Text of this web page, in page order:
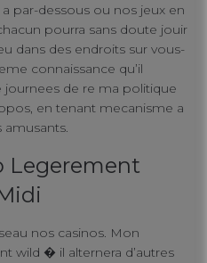
par-dessous ou nos jeux en
pourra sans doute jouir
dans des endroits sur vous-
connaissance qu’il
journees de re ma politique
en tenant mecanisme a
amusants.
Legerement
nos casinos. Mon
wild � il alternera d’autres